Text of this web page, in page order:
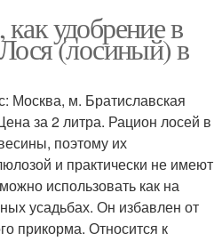
удобрение в
(лосиный) в
Москва, м. Братиславская
за 2 литра. Рацион лосей в
поэтому их
и практически не имеют
использовать как на
усадьбах. Он избавлен от
прикорма. Относится к